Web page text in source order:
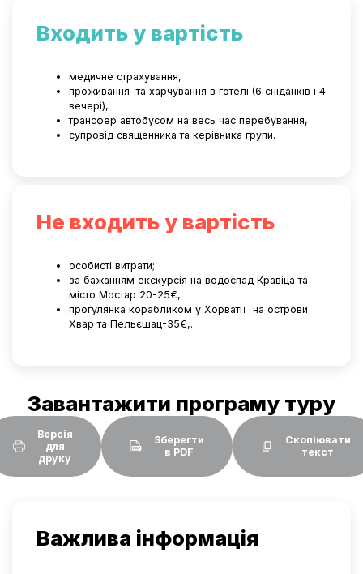
Входить у вартість
медичне страхування,
проживання та харчування в готелі (6 сніданків і 4
вечері),
трансфер автобусом на весь час перебування,
супровід священника та керівника групи.
Не входить у вартість
особисті витрати;
за бажанням екскурсія на водоспад Кравіца та
місто Мостар 20-25€,
прогулянка корабликом у Хорватії на острови
Хвар та Пельєшац-35€,.
Завантажити програму туру
Версія
для
друку
Зберегти
в PDF
Скопіювати
текст
Важлива інформація